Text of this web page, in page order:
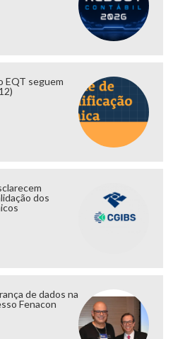
EQT seguem
dos
de dados na
Fenacon